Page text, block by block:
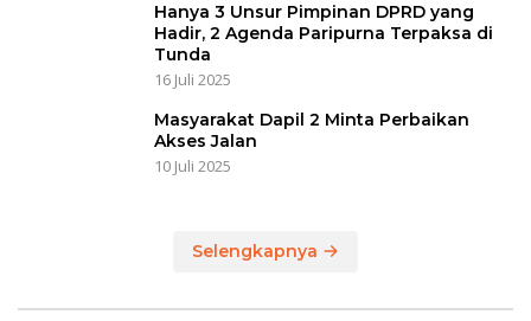
Hanya 3 Unsur Pimpinan DPRD yang
Hadir, 2 Agenda Paripurna Terpaksa di
Tunda
16 Juli 2025
Masyarakat Dapil 2 Minta Perbaikan
Akses Jalan
10 Juli 2025
Selengkapnya